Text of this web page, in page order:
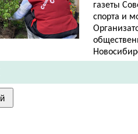
газеты
спорта и